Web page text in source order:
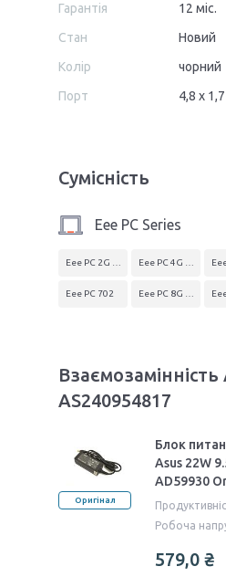
Гарантія
12 міс.
Стан
Новий
Колір
чорний
Порт
4,8 x
Сумісність
Eee PC Series
Eee PC 702
Взаємозамінність
AS240954817
Оригінал
Блок
Asus 22W
AD59930
Робоча
579,0 ₴